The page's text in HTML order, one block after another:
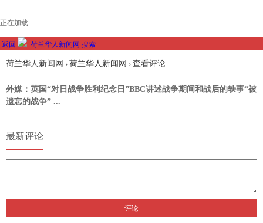
正在加载...
返回 荷兰华人新闻网 搜索
荷兰华人新闻网 › 荷兰华人新闻网 › 查看评论
外媒：英国“对日战争胜利纪念日”BBC讲述战争期间和战后的轶事“被
遗忘的战争” ...
最新评论
评论